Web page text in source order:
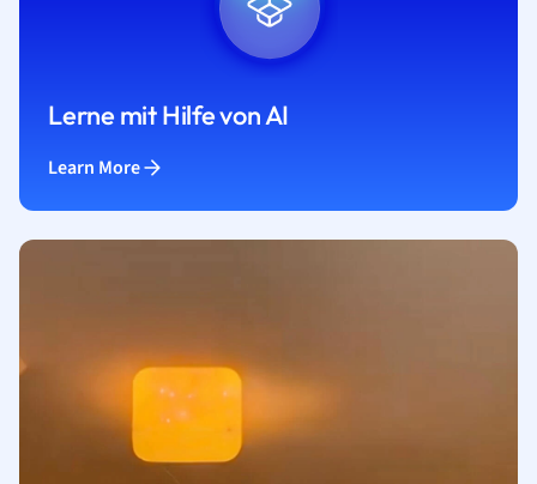
Lerne mit Hilfe von AI
Learn More